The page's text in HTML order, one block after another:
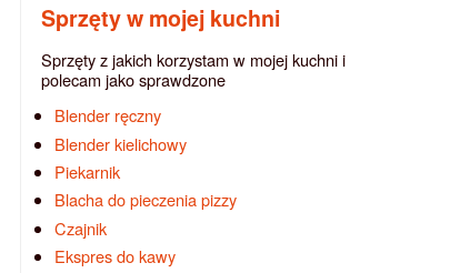
Sprzęty w mojej kuchni
Sprzęty z jakich korzystam w mojej kuchni i
polecam jako sprawdzone
Blender ręczny
Blender kielichowy
Piekarnik
Blacha do pieczenia pizzy
Czajnik
Ekspres do kawy